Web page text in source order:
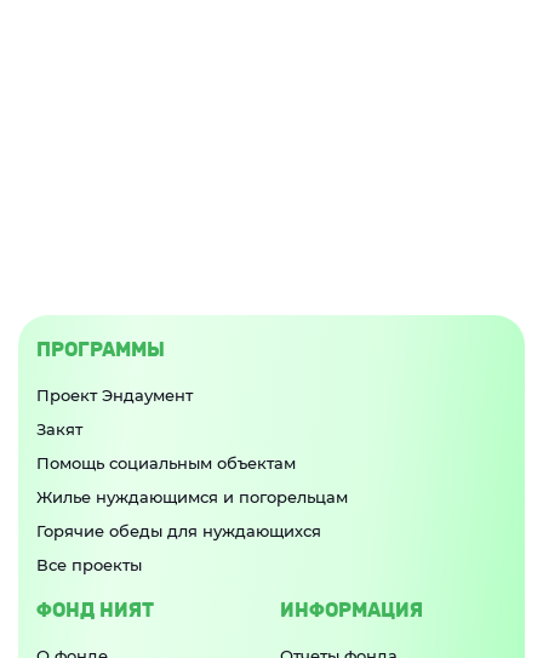
ПРОГРАММЫ
Проект Эндаумент
Закят
Помощь социальным объектам
Жилье нуждающимся и погорельцам
Горячие обеды для нуждающихся
Все проекты
ФОНД НИЯТ ИНФОРМАЦИЯ